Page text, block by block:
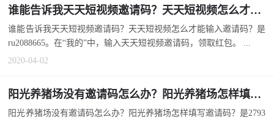
谁能告诉我天天短视频邀请码？天天短视频怎么才能输入邀请码？
谁能告诉我天天短视频邀请码？天天短视频怎么才能输入邀请码？是
ru2088665。在“我的”中，输入天天短视频邀请码，领取红包。 ...
2020-04-02
阳光养猪场没有邀请码怎么办？阳光养猪场怎样填写邀请码？
阳光养猪场没有邀请码怎么办？阳光养猪场怎样填写邀请码？是2793